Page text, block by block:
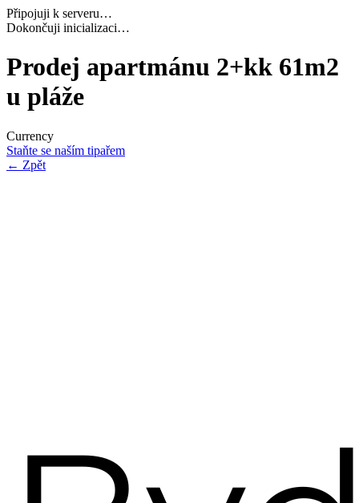
Připojuji k serveru…
Navazuji bezpečné spojení…
Prodej apartmánu 2+kk 61m2
u pláže
Currency
Staňte se naším tipařem
← Zpět